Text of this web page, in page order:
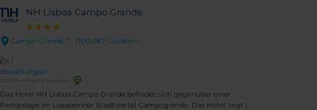
NH Lisboa Campo Grande
Campo Grande, 7,. 1700-087 Lissabon
Bewertungen
2025 Zertifikat für Exzellenz
Das Hotel NH Lisboa Campo Grande befindet sich gegenüber einer
Parkanlage im Lissabonner Stadtviertel Campogrande. Das Hotel liegt in